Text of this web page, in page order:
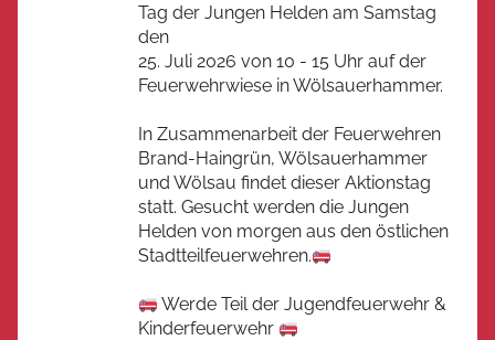
Tag der Jungen Helden am Samstag
den
25. Juli 2026 von 10 - 15 Uhr auf der
Feuerwehrwiese in Wölsauerhammer.
In Zusammenarbeit der Feuerwehren
Brand-Haingrün, Wölsauerhammer
und Wölsau findet dieser Aktionstag
statt. Gesucht werden die Jungen
Helden von morgen aus den östlichen
Stadtteilfeuerwehren.
Werde Teil der Jugendfeuerwehr &
Kinderfeuerwehr